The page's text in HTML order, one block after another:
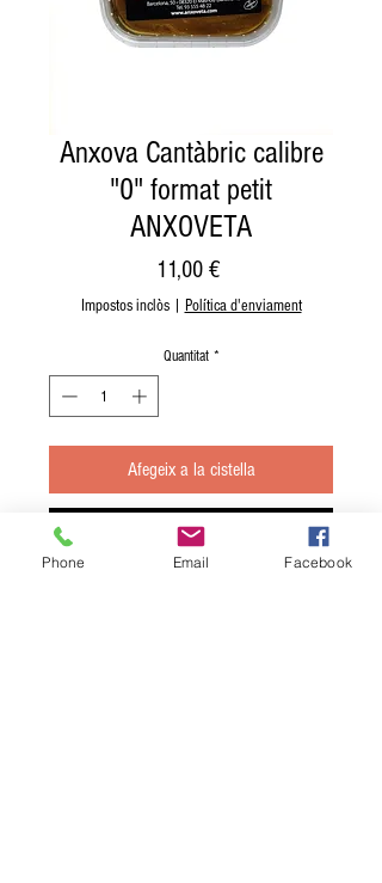
Anxova Cantàbric calibre
"0" format petit
ANXOVETA
11,00 €Price
Impostos inclòs| Política d'enviament
Quantitat *
Afegeix a la cistella
Compra ara
Phone Email Facebook